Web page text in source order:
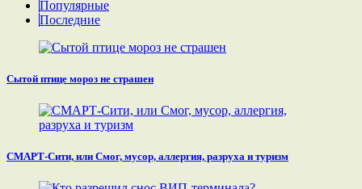
Популярные
Последние
Сытой птице мороз не страшен
СМАРТ-Сити, или Смог, мусор, аллергия, разруха и туризм